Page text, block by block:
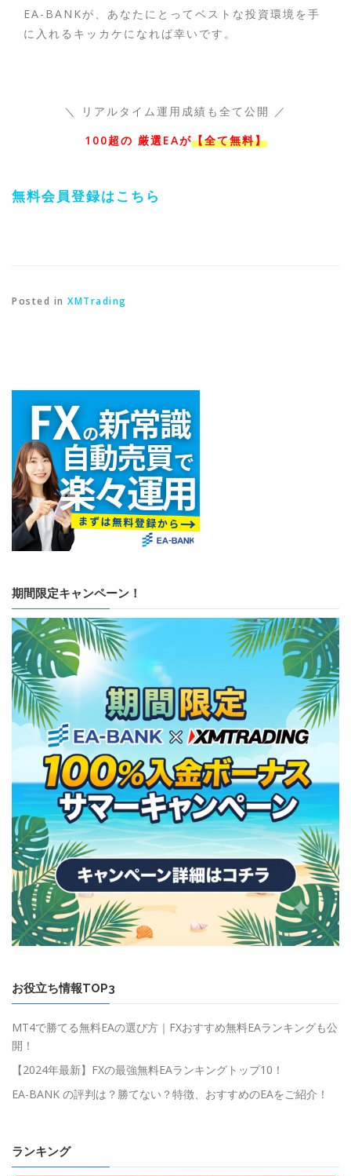
EA-BANKが、あなたにとってベストな投資環境を手
に入れるキッカケになれば幸いです。
＼ リアルタイム運用成績も全て公開 ／
100超の 厳選EAが【全て無料】
無料会員登録はこちら
Posted in XMTrading
期間限定キャンペーン！
お役立ち情報TOP3
MT4で勝てる無料EAの選び方｜FXおすすめ無料EAランキングも公
開！
【2024年最新】FXの最強無料EAランキングトップ10！
EA-BANK の評判は？勝てない？特徴、おすすめのEAをご紹介！
ランキング